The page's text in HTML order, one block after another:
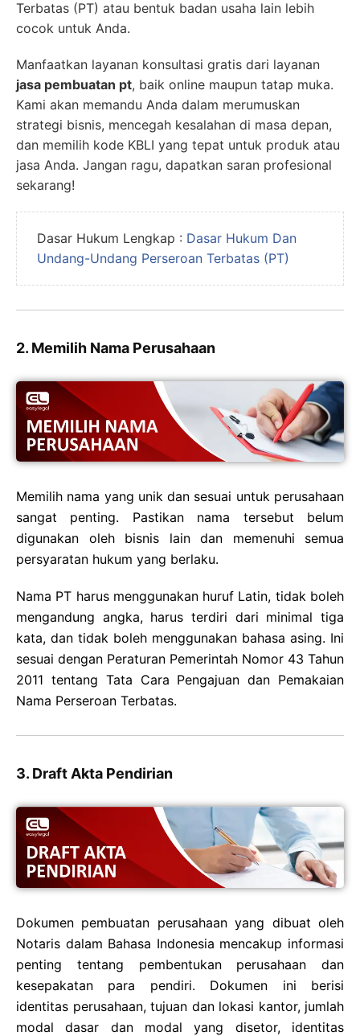
Terbatas (PT) atau bentuk badan usaha lain lebih
cocok untuk Anda.
Manfaatkan layanan konsultasi gratis dari layanan
jasa pembuatan pt, baik online maupun tatap muka.
Kami akan memandu Anda dalam merumuskan
strategi bisnis, mencegah kesalahan di masa depan,
dan memilih kode KBLI yang tepat untuk produk atau
jasa Anda. Jangan ragu, dapatkan saran profesional
sekarang!
Dasar Hukum Lengkap : Dasar Hukum Dan
Undang-Undang Perseroan Terbatas (PT)
2. Memilih Nama Perusahaan
Memilih nama yang unik dan sesuai untuk perusahaan
sangat penting. Pastikan nama tersebut belum
digunakan oleh bisnis lain dan memenuhi semua
persyaratan hukum yang berlaku.
Nama PT harus menggunakan huruf Latin, tidak boleh
mengandung angka, harus terdiri dari minimal tiga
kata, dan tidak boleh menggunakan bahasa asing. Ini
sesuai dengan Peraturan Pemerintah Nomor 43 Tahun
2011 tentang Tata Cara Pengajuan dan Pemakaian
Nama Perseroan Terbatas.
3. Draft Akta Pendirian
Dokumen pembuatan perusahaan yang dibuat oleh
Notaris dalam Bahasa Indonesia mencakup informasi
penting tentang pembentukan perusahaan dan
kesepakatan para pendiri. Dokumen ini berisi
identitas perusahaan, tujuan dan lokasi kantor, jumlah
modal dasar dan modal yang disetor, identitas